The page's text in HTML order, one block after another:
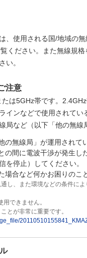
、使用される国/地域の
ください。また無線規
い。
注意
は5GHz帯です。
インなどで使用されて
局など（以下「他の無線
無線局」が運用されて
の間に電波干渉が発生
を停止）してください。
合など何かお困りのこ
し、また環境などの条件に
できません。
とが非常に重要です。